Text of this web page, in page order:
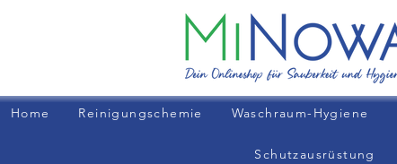
Home Reinigungschemie Waschraum-Hygiene
Schutzausrüstung